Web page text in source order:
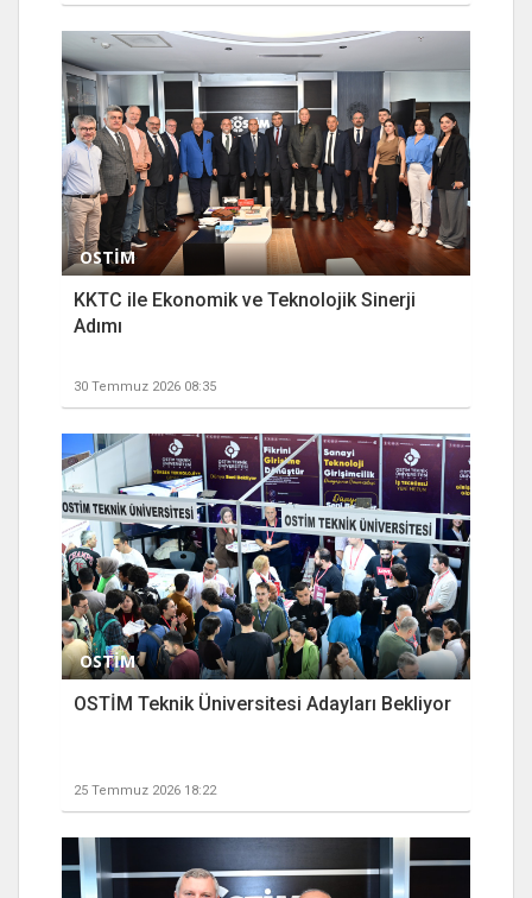
OSTİM
KKTC ile Ekonomik ve Teknolojik Sinerji
Adımı
30 Temmuz 2026 08:35
OSTİM
OSTİM Teknik Üniversitesi Adayları Bekliyor
25 Temmuz 2026 18:22